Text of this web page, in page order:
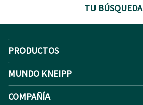
TU
PRODUCTOS
MUNDO KNEIPP
COMPAÑÍA